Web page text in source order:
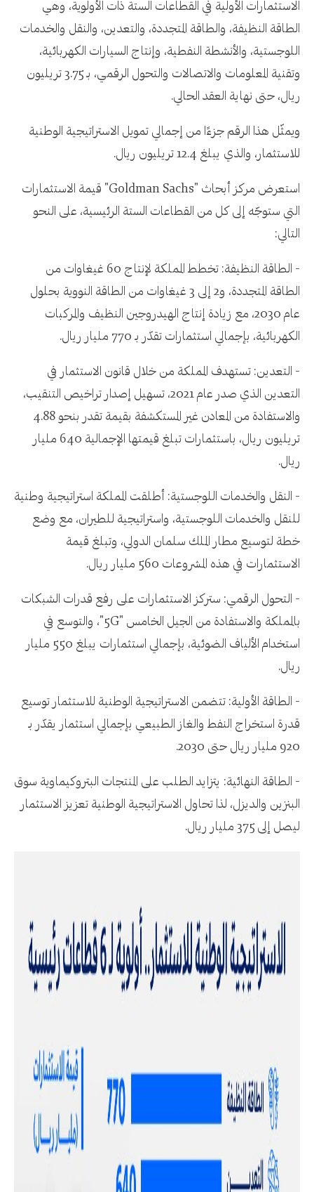
الاستثمارات الأولية في القطاعات الستة ذات الأولوية، وهي
الطاقة النظيفة، والطاقة المتجددة، والتعدين، والنقل والخدمات
اللوجستية، والأنشطة النفطية، وإنتاج السيارات الكهربائية،
وتقنية المعلومات والاتصالات والتحول الرقمي، بـ 3.75 تريليون
ريال، حتى نهاية العقد الحالي.
ويمثّل هذا الرقم جزءًا من إجمالي تمويل الاستراتيجية الوطنية
للاستثمار، والذي يبلغ 12.4 تريليون ريال.
استعرض مركز أبحاث "Goldman Sachs" قيمة الاستثمارات
التي ستوجّه إلى كل من القطاعات الستة الرئيسية، على النحو
التالي:
- الطاقة النظيفة: تخطط المملكة لإنتاج 60 غيغاوات من
الطاقة المتجددة، و2 إلى 3 غيغاوات من الطاقة النووية بحلول
عام 2030، مع زيادة إنتاج الهيدروجين النظيف والمركبات
الكهربائية، بإجمالي استثمارات تقدّر بـ 770 مليار ريال.
- التعدين: تستهدف المملكة من خلال قانون الاستثمار في
التعدين الذي صدر عام 2021، تسهيل إصدار تراخيص التنقيب،
والاستفادة من المعادن غير المستكشفة بقيمة تقدر بنحو 4.88
تريليون ريال، باستثمارات تبلغ قيمتها الإجمالية 640 مليار
ريال.
- النقل والخدمات اللوجستية: أطلقت المملكة استراتيجية وطنية
للنقل والخدمات اللوجستية، واستراتيجية للطيران، مع وضع
خطة لتوسيع مطار الملك سلمان الدولي، وتبلغ قيمة
الاستثمارات في هذه المشروعات 560 مليار ريال.
- التحول الرقمي: ستركز الاستثمارات على رفع قدرات الشبكات
بالمملكة والاستفادة من الجيل الخامس "5G"، والتوسع في
استخدام الألياف الضوئية، بإجمالي استثمارات يبلغ 550 مليار
ريال.
- الطاقة الأولية: تتضمن الاستراتيجية الوطنية للاستثمار توسيع
قدرة استخراج النفط والغاز الطبيعي بإجمالي استثمار يقدّر بـ
920 مليار ريال حتى 2030.
- الطاقة النهائية: يتزايد الطلب على المنتجات البتروكيماوية سوق
البنزين والديزل، لذا تحاول الاستراتيجية الوطنية تعزيز الاستثمار
ليصل إلى 375 مليار ريال.